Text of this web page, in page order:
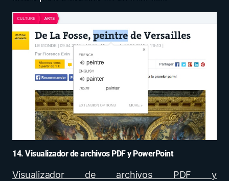
14. Visualizador de archivos PDF y PowerPoint
Visualizador de archivos PDF y